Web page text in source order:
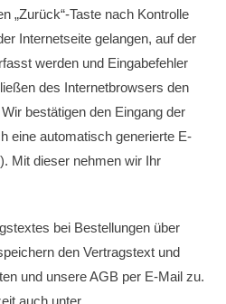
„Zurück“-Taste nach Kontrolle
Internetseite gelangen, auf der
werden und Eingabefehler
des Internetbrowsers den
bestätigen den Eingang der
eine automatisch generierte E-
Mit dieser nehmen wir Ihr
bei Bestellungen über
den Vertragstext und
und unsere AGB per E-Mail zu.
auch unter